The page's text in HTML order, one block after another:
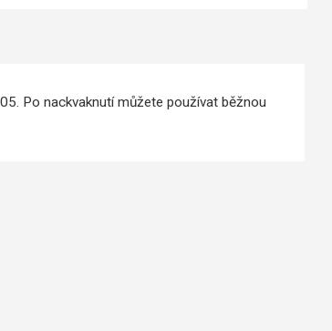
Po nackvaknutí můžete používat běžnou